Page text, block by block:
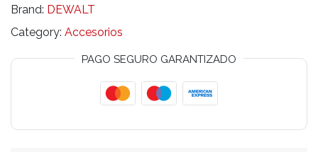
Brand: DEWALT
Category: Accesorios
PAGO SEGURO GARANTIZADO